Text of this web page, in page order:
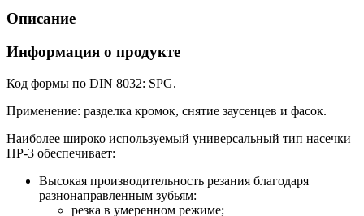
Описание
Информация о продукте
Код формы по DIN 8032: SPG.
Применение: разделка кромок, снятие заусенцев и фасок.
Наиболее широко используемый универсальный тип насечки
HP-3 обеспечивает:
Высокая производительность резания благодаря
разнонаправленным зубьям:
резка в умеренном режиме;